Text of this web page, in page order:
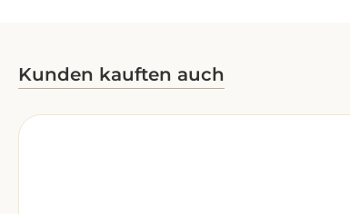
Kunden kauften auch
Produktgalerie überspringen